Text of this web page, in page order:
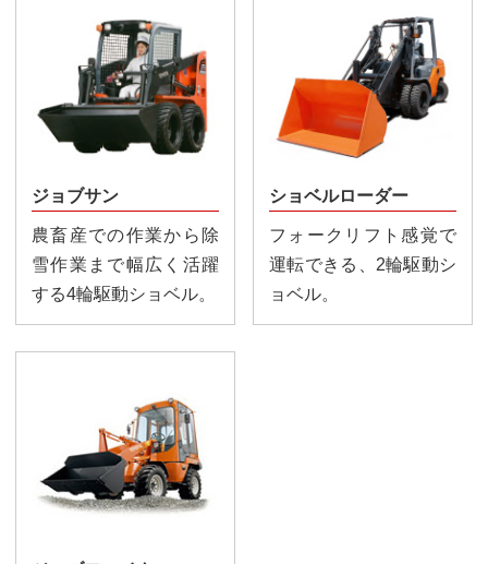
ジョブサン
農畜産での作業から除
雪作業まで幅広く活躍
する4輪駆動ショベル。
ショベルローダー
フォークリフト感覚で
運転できる、2輪駆動シ
ョベル。